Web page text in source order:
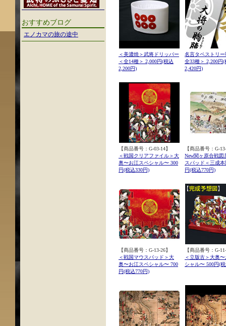
おすすめブログ
エノカマの旅の途中
＜美濃焼＞武将ドリッパー
＜全14種＞ 2,000円(税込
2,200円)
名言タペストリ
全33種＞ 2,200円(
2,420円)
【商品番号：G-03-14】
＜戦国クリアファイル＞大
奥〜お江スペシャル〜 300
円(税込330円)
【商品番号：G-
New関ヶ原合戦図
スパッド＜三成本
円(税込770円)
【商品番号：G-13-26】
＜戦国マウスパッド＞大
奥〜お江スペシャル〜 700
円(税込770円)
【商品番号：G-
＜立版古＞大奥
シャル〜 500円(